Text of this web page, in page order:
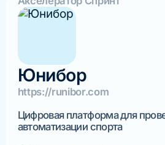
Юнибор
https://runibor.com
Цифровая платформа для
автоматизации спорта